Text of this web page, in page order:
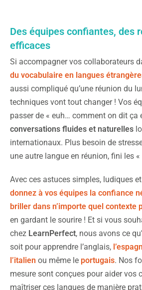
Des équipes confiantes, des
efficaces
Si accompagner vos collaborateurs
du vocabulaire en langues
aussi compliqué qu’une réunion du
techniques vont tout changer ! Vos
passer de « euh… comment on dit ça
conversations fluides et naturelles
internationaux. Plus besoin de
une autre langue en réunion, fini les
Avec ces astuces simples, ludiques
donnez à vos équipes la confiance
briller dans n’importe quel contexte
en gardant le sourire ! Et si vous
chez LearnPerfect, nous avons ce
soit pour apprendre l’anglais,
l’italien ou même le portugais. Nos
mesure sont conçues pour aider vos
maîtriser ces langues de manière